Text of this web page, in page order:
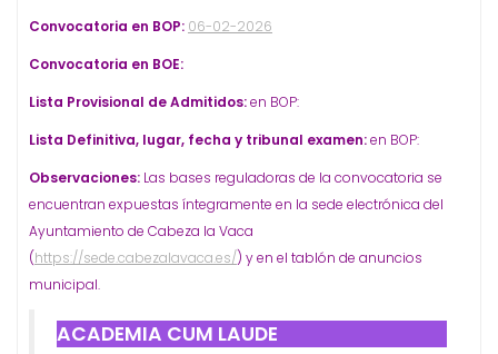
Convocatoria en BOP: 06-02-2026
Convocatoria en BOE:
Lista Provisional de Admitidos:en BOP:
Lista Definitiva, lugar, fecha y tribunal examen:en BOP:
Observaciones: Las bases reguladoras de la convocatoria se
encuentran expuestas íntegramente en la sede electrónica del
Ayuntamiento de Cabeza la Vaca
(https://sede.cabezalavaca.es/) y en el tablón de anuncios
municipal.
ACADEMIA CUM LAUDE